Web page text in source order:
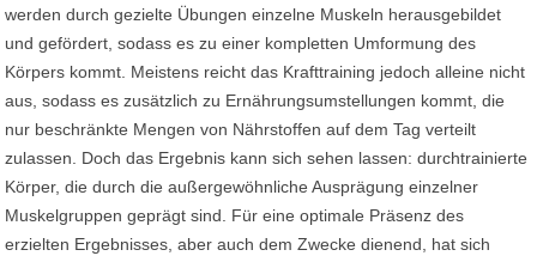
werden durch gezielte Übungen einzelne Muskeln herausgebildet
und gefördert, sodass es zu einer kompletten Umformung des
Körpers kommt. Meistens reicht das Krafttraining jedoch alleine nicht
aus, sodass es zusätzlich zu Ernährungsumstellungen kommt, die
nur beschränkte Mengen von Nährstoffen auf dem Tag verteilt
zulassen. Doch das Ergebnis kann sich sehen lassen: durchtrainierte
Körper, die durch die außergewöhnliche Ausprägung einzelner
Muskelgruppen geprägt sind. Für eine optimale Präsenz des
erzielten Ergebnisses, aber auch dem Zwecke dienend, hat sich